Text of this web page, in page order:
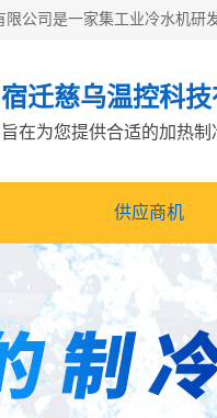
宿迁慈乌温控科技
旨在为您提供合适的加热制
供应商机